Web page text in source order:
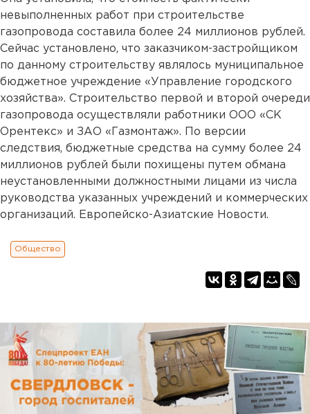
невыполненных работ при строительстве
газопровода составила более 24 миллионов рублей.
Сейчас установлено, что заказчиком-застройщиком
по данному строительству являлось муниципальное
бюджетное учреждение «Управление городского
хозяйства». Строительство первой и второй очереди
газопровода осуществляли работники ООО «СК
Орентекс» и ЗАО «Газмонтаж». По версии
следствия, бюджетные средства на сумму более 24
миллионов рублей были похищены путем обмана
неустановленными должностными лицами из числа
руководства указанных учреждений и коммерческих
организаций. Европейско-Азиатские Новости.
Общество